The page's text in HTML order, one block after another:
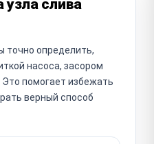
узла слива
точно определить,
насоса, засором
помогает избежать
верный способ